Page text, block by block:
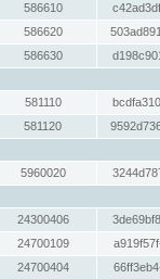
586610
586620
586630
581110
581120
5960020
24300406
24700109
24700404